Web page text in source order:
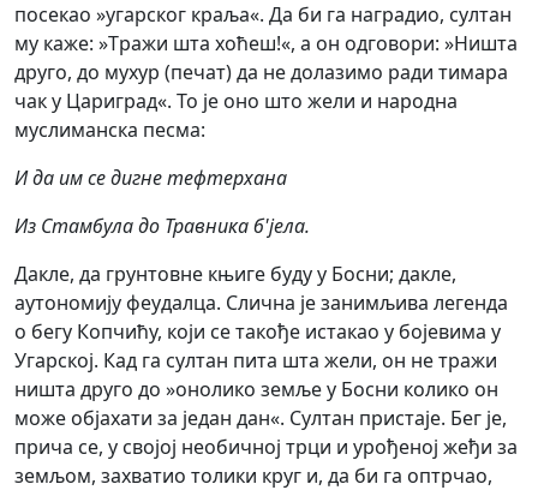
посекао »угарског краља«. Да би га наградио, султан
му каже: »Tражи штa хоћеш!«, а он одговори: »Ништа
друго, до мухур (печат) да не долазимо ради тимара
чак у Цариград«. To je оно што жели и народна
муслиманска песма:
И да им се дигне тефтерхана
Из Стамбула до Травника б'јела.
Дакле, да грунтовне књиге буду у Босни; дакле,
аутoномију феудалца. Слична је занимљива легенда
о бегу Копчићу, који се такође истакао у бојевима у
Угарској. Кад га султан пита шта жели, он не тражи
ништа друго до »онолико земље у Босни колико он
може објахати за један дан«. Султан пристaje. Бег је,
прича се, у својој необичној трци и урођеној жеђи за
земљом, захватио толики круг и, да би га оптрчао,